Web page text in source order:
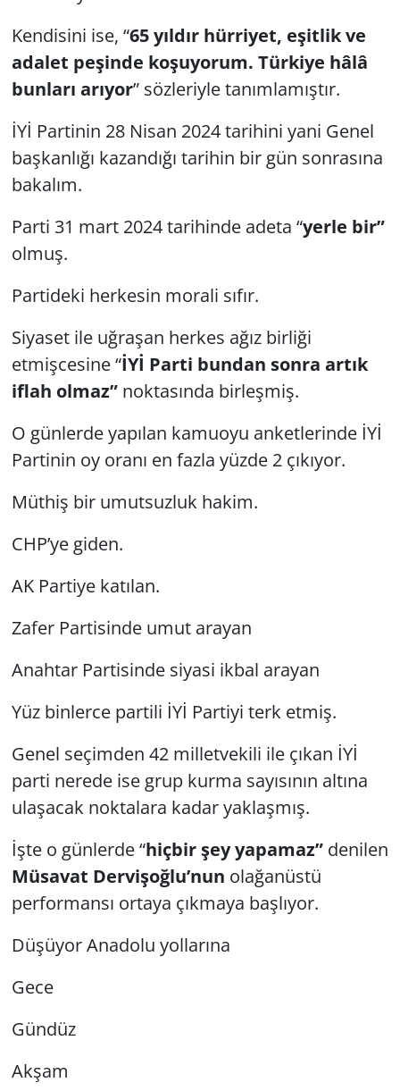
Kendisini ise, “65 yıldır hürriyet, eşitlik ve
adalet peşinde koşuyorum. Türkiye hâlâ
bunları arıyor” sözleriyle tanımlamıştır.
İYİ Partinin 28 Nisan 2024 tarihini yani Genel
başkanlığı kazandığı tarihin bir gün sonrasına
bakalım.
Parti 31 mart 2024 tarihinde adeta “yerle bir”
olmuş.
Partideki herkesin morali sıfır.
Siyaset ile uğraşan herkes ağız birliği
etmişcesine “İYİ Parti bundan sonra artık
iflah olmaz” noktasında birleşmiş.
O günlerde yapılan kamuoyu anketlerinde İYİ
Partinin oy oranı en fazla yüzde 2 çıkıyor.
Müthiş bir umutsuzluk hakim.
CHP’ye giden.
AK Partiye katılan.
Zafer Partisinde umut arayan
Anahtar Partisinde siyasi ikbal arayan
Yüz binlerce partili İYİ Partiyi terk etmiş.
Genel seçimden 42 milletvekili ile çıkan İYİ
parti nerede ise grup kurma sayısının altına
ulaşacak noktalara kadar yaklaşmış.
İşte o günlerde “hiçbir şey yapamaz”denilen
Müsavat Dervişoğlu’nun olağanüstü
performansı ortaya çıkmaya başlıyor.
Düşüyor Anadolu yollarına
Gece
Gündüz
Akşam